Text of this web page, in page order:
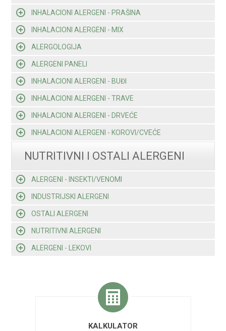
INHALACIONI ALERGENI - PRAŠINA
INHALACIONI ALERGENI - MIX
ALERGOLOGIJA
ALERGENI PANELI
INHALACIONI ALERGENI - BUĐI
INHALACIONI ALERGENI - TRAVE
INHALACIONI ALERGENI - DRVEĆE
INHALACIONI ALERGENI - KOROVI/CVEĆE
NUTRITIVNI I OSTALI ALERGENI
ALERGENI - INSEKTI/VENOMI
INDUSTRIJSKI ALERGENI
OSTALI ALERGENI
NUTRITIVNI ALERGENI
ALERGENI - LEKOVI
KALKULATOR